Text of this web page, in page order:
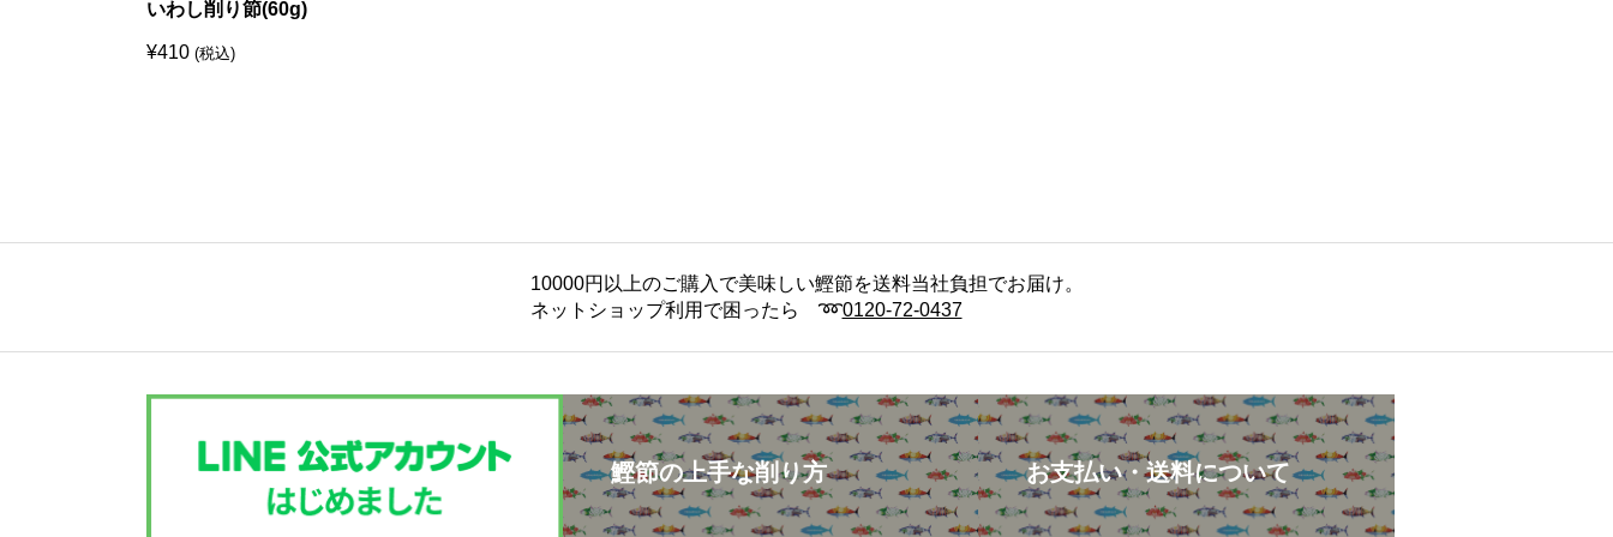
いわし削り節(60g)
¥410 (税込)
10000円以上のご購入で美味しい鰹節を送料当社負担でお届け。
ネットショップ利用で困ったら ➿0120-72-0437
鰹節の上手な削り方 お支払い・送料について